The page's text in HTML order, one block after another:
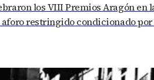
los VIII Premios Aragón
aforo restringido condicionado